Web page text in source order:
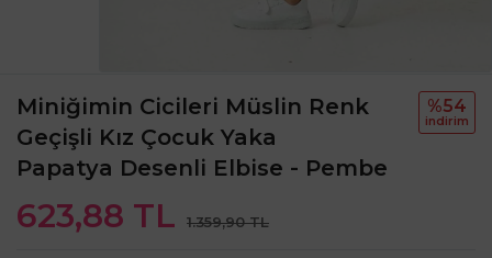
Miniğimin Cicileri Müslin Renk
Geçişli Kız Çocuk Yaka
Papatya Desenli Elbise - Pembe
623,88 TL 1.359,90 TL
%54
i̇ndi̇ri̇m